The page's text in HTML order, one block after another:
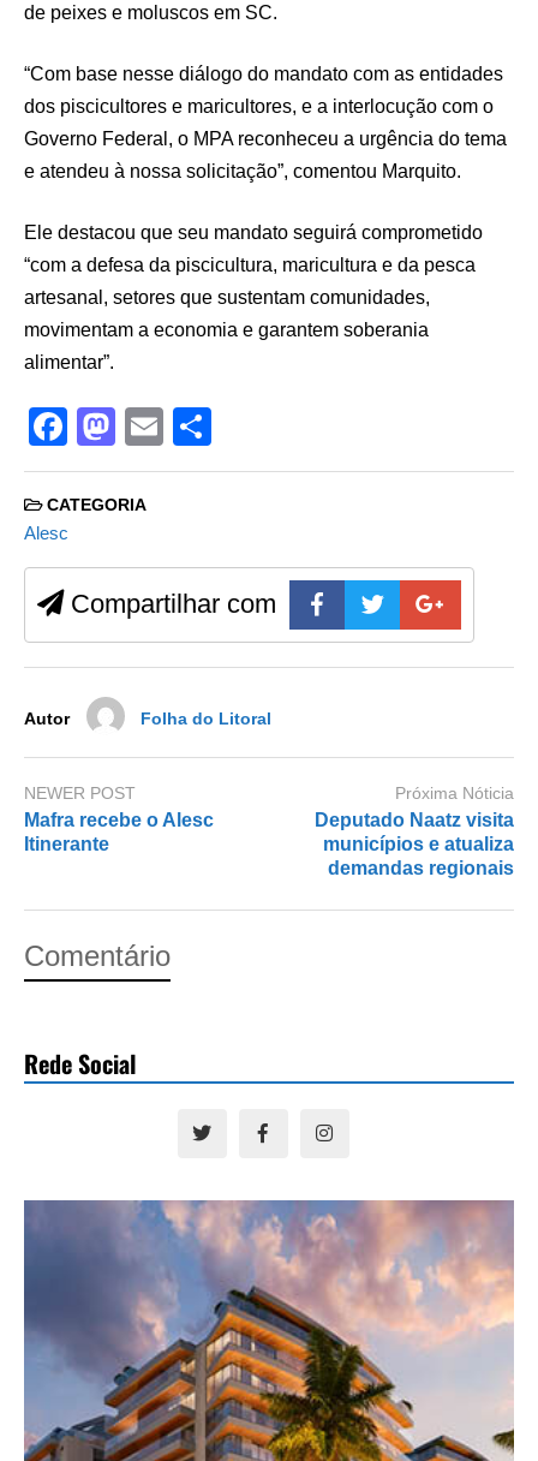
de peixes e moluscos em SC.
“Com base nesse diálogo do mandato com as entidades
dos piscicultores e maricultores, e a interlocução com o
Governo Federal, o MPA reconheceu a urgência do tema
e atendeu à nossa solicitação”, comentou Marquito.
Ele destacou que seu mandato seguirá comprometido
“com a defesa da piscicultura, maricultura e da pesca
artesanal, setores que sustentam comunidades,
movimentam a economia e garantem soberania
alimentar”.
F
a
c
b
o
o
M
a
st
d
o
n
E
m h
CATEGORIA
Alesc
Compartilhar com
Autor Folha do Litoral
NEWER POST
Mafra recebe o Alesc
Itinerante
Próxima Nóticia
Deputado Naatz visita
municípios e atualiza
demandas regionais
Comentário
Rede Social